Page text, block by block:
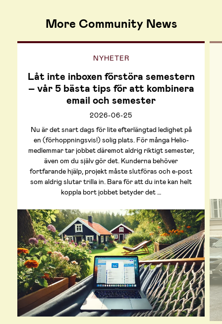
More Community News
NYHETER
Låt inte inboxen förstöra semestern
– vår 5 bästa tips för att kombinera
email och semester
2026-06-25
Nu är det snart dags för lite efterlängtad ledighet på
en (förhoppningsvis!) solig plats. För många Helio-
medlemmar tar jobbet däremot aldrig riktigt semester,
även om du själv gör det. Kunderna behöver
fortfarande hjälp, projekt måste slutföras och e-post
som aldrig slutar trilla in. Bara för att du inte kan helt
koppla bort jobbet betyder det …